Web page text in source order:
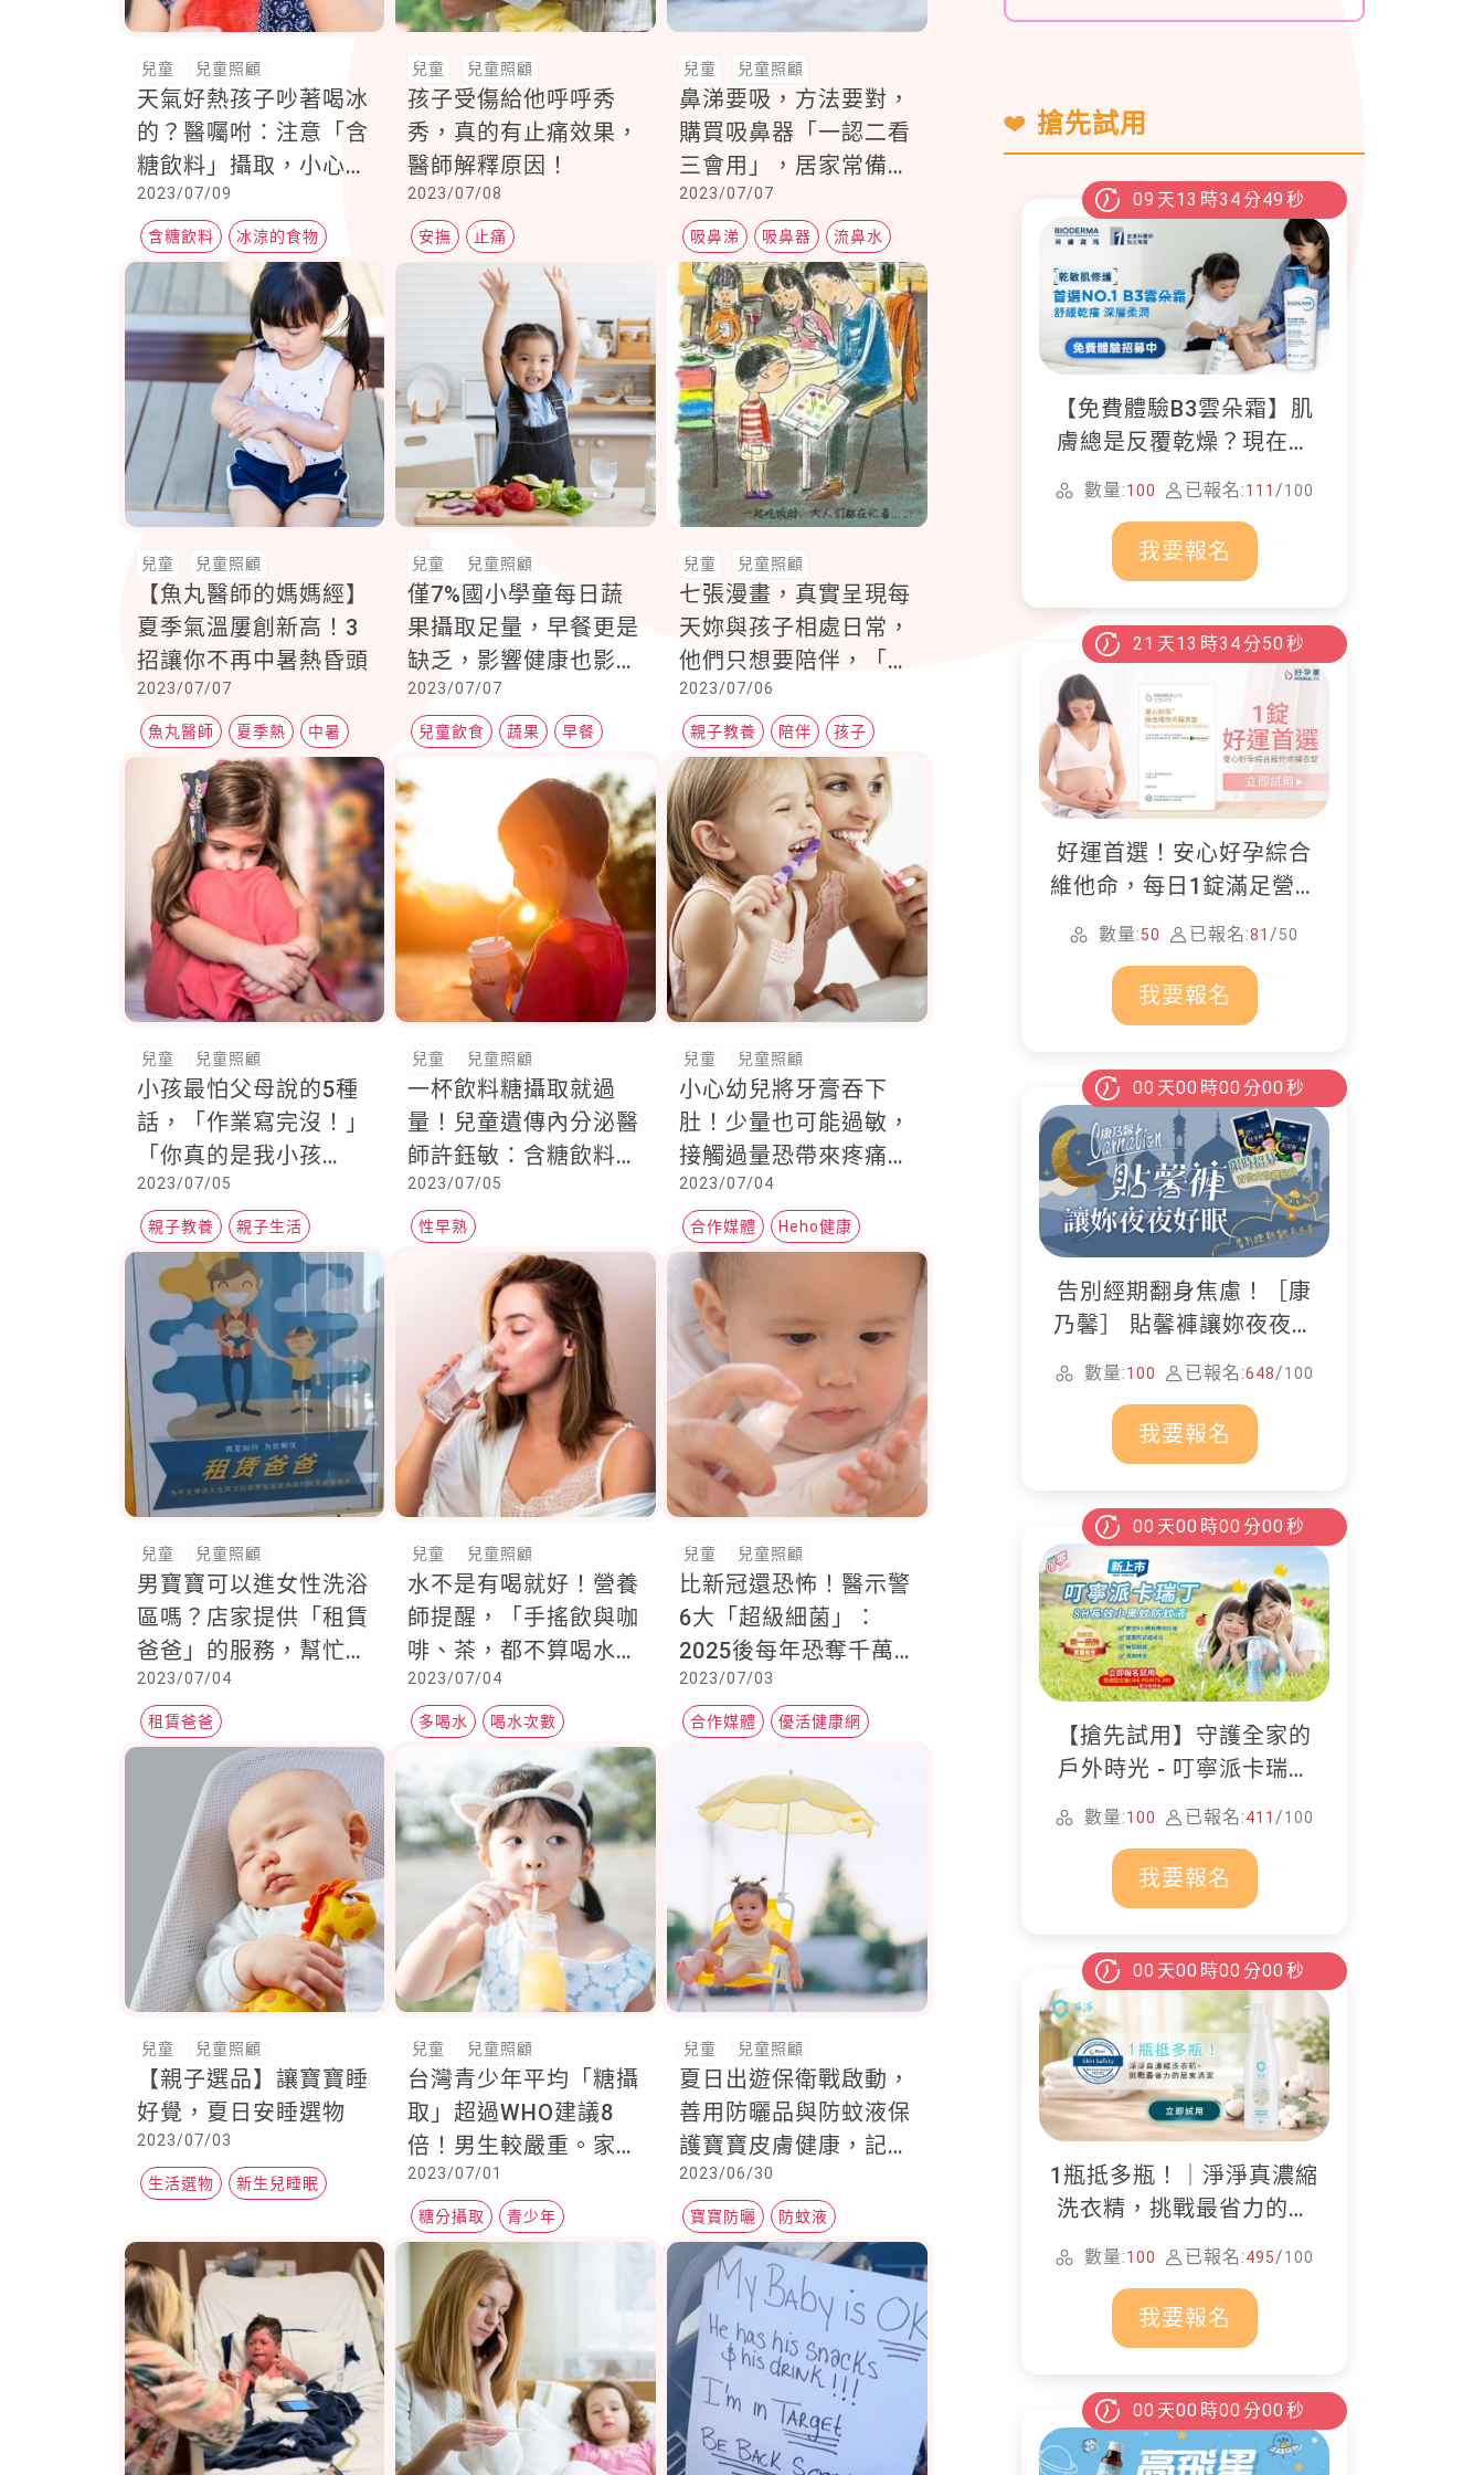
兒童 兒童照顧
天氣好熱孩子吵著喝冰
的？醫囑咐：注意「含
糖飲料」攝取，小心一
個暑假回來體重爆表！
2023/07/09
含糖飲料 冰涼的食物
兒童 兒童照顧
孩子受傷給他呼呼秀
秀，真的有止痛效果，
醫師解釋原因！
2023/07/08
安撫 止痛
兒童 兒童照顧
鼻涕要吸，方法要對，
購買吸鼻器「一認二看
三會用」，居家常備及
時緩解寶寶鼻塞之苦
2023/07/07
吸鼻涕 吸鼻器 流鼻水
兒童 兒童照顧
【魚丸醫師的媽媽經】
夏季氣溫屢創新高！3
招讓你不再中暑熱昏頭
2023/07/07
魚丸醫師 夏季熱 中暑
兒童 兒童照顧
僅7%國小學童每日蔬
果攝取足量，早餐更是
缺乏，影響健康也影響
學習表現。早餐就該吃
蔬果！
2023/07/07
兒童飲食 蔬果 早餐
兒童 兒童照顧
七張漫畫，真實呈現每
天妳與孩子相處日常，
他們只想要陪伴，「今
天，你願意為孩子放下
手機嗎？」
2023/07/06
親子教養 陪伴 孩子
兒童 兒童照顧
小孩最怕父母說的5種
話，「作業寫完沒！」
「你真的是我小孩
嗎」，看似提醒，實際
上卻一次次敲擊孩子的
心
2023/07/05
親子教養 親子生活
溝通方式
兒童 兒童照顧
一杯飲料糖攝取就過
量！兒童遺傳內分泌醫
師許鈺敏：含糖飲料的
攝取與性早熟相關，可
能進一步導致卵巢功能
2023/07/05
性早熟
兒童 兒童照顧
小心幼兒將牙膏吞下
肚！少量也可能過敏，
接觸過量恐帶來疼痛或
中毒
2023/07/04
合作媒體 Heho健康
刷牙
兒童 兒童照顧
男寶寶可以進女性洗浴
區嗎？店家提供「租賃
爸爸」的服務，幫忙小
小孩更衣洗澡，你支持
這樣的服務嗎？
2023/07/04
租賃爸爸
兒童 兒童照顧
水不是有喝就好！營養
師提醒，「手搖飲與咖
啡、茶，都不算喝水」
「這4個時間喝水最
好！」5個觀念讓妳喝
2023/07/04
多喝水 喝水次數
兒童 兒童照顧
比新冠還恐怖！醫示警
6大「超級細菌」：
2025後每年恐奪千萬
人性命
2023/07/03
合作媒體 優活健康網
兒童 兒童照顧
【親子選品】讓寶寶睡
好覺，夏日安睡選物
2023/07/03
生活選物 新生兒睡眠
兒童 兒童照顧
台灣青少年平均「糖攝
取」超過WHO建議8
倍！男生較嚴重。家長
知道70%台灣含糖飲料
都屬高糖飲品嗎？
2023/07/01
糖分攝取 青少年
兒童健康
兒童 兒童照顧
夏日出遊保衛戰啟動，
善用防曬品與防蚊液保
護寶寶皮膚健康，記
住！先防曬後防蚊
2023/06/30
寶寶防曬 防蚊液
嬰兒皮膚
搶先試用
09 天13 時34分47 秒
【免費體驗B3雲朵霜】肌
膚總是反覆乾燥？現在就
加入貝膚黛瑪修護體驗計
畫！
數量:100 已報名:111 /100
我要報名
21 天13 時34分48 秒
好運首選！安心好孕綜合
維他命，每日1錠滿足營養
所需
數量:50 已報名:81 /50
我要報名
00 天00 時00 分00 秒
告別經期翻身焦慮！［康
乃馨］ 貼馨褲讓妳夜夜好
數量:100 已報名:648/100
我要報名
00 天00 時00 分00 秒
【搶先試用】守護全家的
戶外時光 - 叮寧派卡瑞丁
防蚊液
數量:100 已報名:411 /100
我要報名
00 天00 時00 分00 秒
1瓶抵多瓶！｜淨淨真濃縮
洗衣精，挑戰最省力的居
家清潔
數量:100 已報名:495/100
我要報名
00 天00 時00 分00 秒